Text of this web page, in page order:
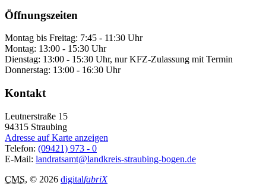
Öffnungszeiten
Montag bis Freitag: 7:45 - 11:30 Uhr
Montag: 13:00 - 15:30 Uhr
Dienstag: 13:00 - 15:30 Uhr, nur KFZ-Zulassung mit Termin
Donnerstag: 13:00 - 16:30 Uhr
Kontakt
Leutnerstraße 15
94315 Straubing
Adresse auf Karte anzeigen
Telefon: (09421) 973 - 0
E-Mail: landratsamt@landkreis-straubing-bogen.de
CMS, © 2026 digitalfabriX